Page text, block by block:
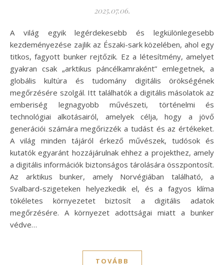
2025.07.06.
A világ egyik legérdekesebb és legkülönlegesebb
kezdeményezése zajlik az Északi-sark közelében, ahol egy
titkos, fagyott bunker rejtőzik. Ez a létesítmény, amelyet
gyakran csak „arktikus páncélkamraként” emlegetnek, a
globális kultúra és tudomány digitális örökségének
megőrzésére szolgál. Itt találhatók a digitális másolatok az
emberiség legnagyobb művészeti, történelmi és
technológiai alkotásairól, amelyek célja, hogy a jövő
generációi számára megőrizzék a tudást és az értékeket.
A világ minden tájáról érkező művészek, tudósok és
kutatók egyaránt hozzájárulnak ehhez a projekthez, amely
a digitális információk biztonságos tárolására összpontosít.
Az arktikus bunker, amely Norvégiában található, a
Svalbard-szigeteken helyezkedik el, és a fagyos klíma
tökéletes környezetet biztosít a digitális adatok
megőrzésére. A környezet adottságai miatt a bunker
védve…
TOVÁBB